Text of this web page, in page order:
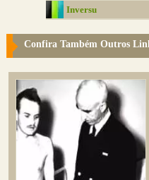
Inversu
Confira Também Outros